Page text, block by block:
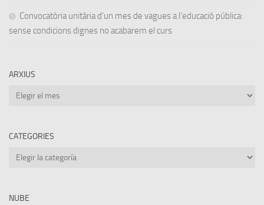
Convocatòria unitària d’un mes de vagues a l’educació pública:
sense condicions dignes no acabarem el curs
ARXIUS
Arxius
CATEGORIES
Categories
NUBE